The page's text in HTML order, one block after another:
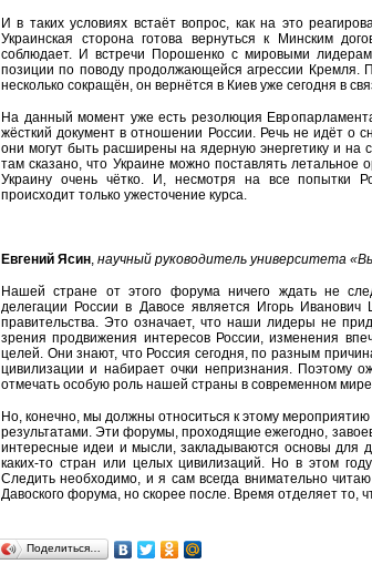
И в таких условиях встаёт вопрос, как на это
Украинская сторона готова вернуться к Минским
соблюдает. И встречи Порошенко с мировыми
позиции по поводу продолжающейся агрессии Кремля.
несколько сокращён, он вернётся в Киев уже сегодня в
На данный момент уже есть резолюция
жёсткий документ в отношении России. Речь не идёт о
они могут быть расширены на ядерную энергетику и
там сказано, что Украине можно поставлять летальное
Украину очень чётко. И, несмотря на все попытки
происходит только ужесточение курса.
Евгений Ясин, научный руководитель университета
Нашей стране от этого форума ничего ждать не
делегации России в Давосе является Игорь
правительства. Это означает, что наши лидеры не
зрения продвижения интересов России, изменения
целей. Они знают, что Россия сегодня, по разным
цивилизации и набирает очки непризнания. Поэтому
отмечать особую роль нашей страны в современном
Но, конечно, мы должны относиться к этому
результатами. Эти форумы, проходящие ежегодно,
интересные идеи и мысли, закладываются основы для
каких-то стран или целых цивилизаций. Но в этом
Следить необходимо, и я сам всегда внимательно
Давоского форума, но скорее после. Время отделяет то,
Поделиться…